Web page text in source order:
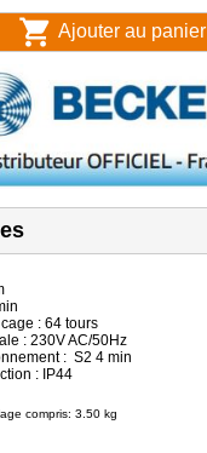
Ajouter au panier
: 64 tours
: 230V AC/50Hz
: S2 4 min
: IP44
compris: 3.50 kg